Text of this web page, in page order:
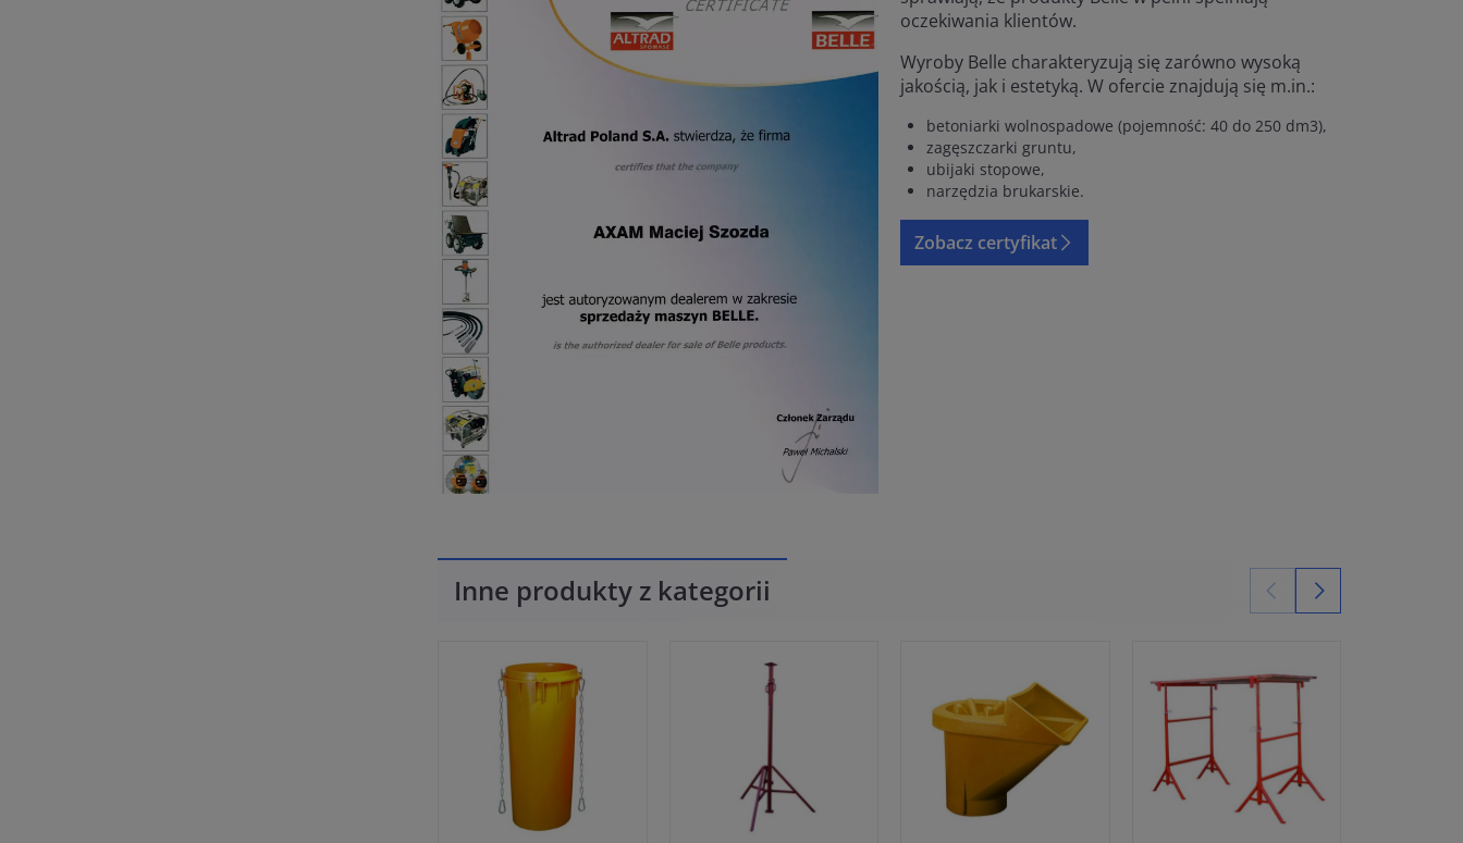
oczekiwania klientów.
Wyroby Belle charakteryzują się zarówno wysoką
jakością, jak i estetyką. W ofercie znajdują się m.in.:
betoniarki wolnospadowe (pojemność: 40 do 250 dm3),
zagęszczarki gruntu,
ubijaki stopowe,
narzędzia brukarskie.
Zobacz certyfikat
Inne produkty z kategorii